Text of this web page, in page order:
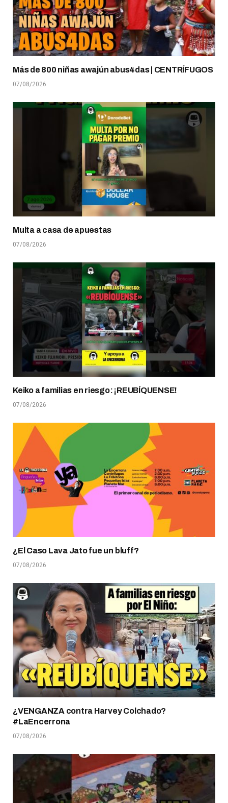
Más de 800 niñas awajún abus4das | CENTRÍFUGOS
07/08/2026
Multa a casa de apuestas
07/08/2026
Keiko a familias en riesgo: ¡REUBÍQUENSE!
07/08/2026
¿El Caso Lava Jato fue un bluff?
07/08/2026
¿VENGANZA contra Harvey Colchado?
#LaEncerrona
07/08/2026